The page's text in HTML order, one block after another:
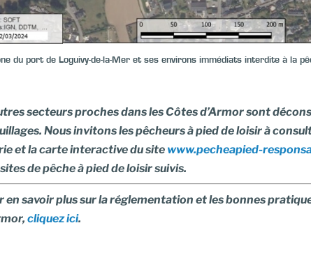
du port de Loguivy-de-la-Mer et ses environs immédiats interdite à la
secteurs proches dans les Côtes d’Armor sont
Nous invitons les pêcheurs à pied de loisir à
et la carte interactive du site www.pecheapied-
de pêche à pied de loisir suivis.
en savoir plus sur la réglementation et les bonnes
cliquez ici.